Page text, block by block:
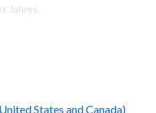
Jahres.
United States and Canada)